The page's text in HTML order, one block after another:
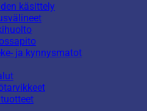
käsittely
ja kynnysmatot